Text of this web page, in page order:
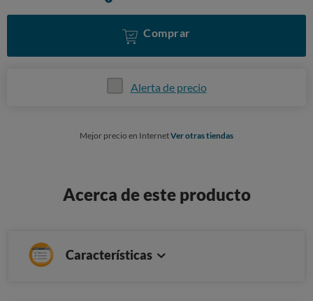
Comprar
Alerta de precio
Mejor precio en InternetVer otras tiendas
Acerca de este producto
Características